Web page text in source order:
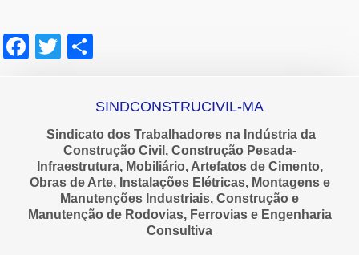
Facebook
Twitter
SINDCONSTRUCIVIL-MA
Sindicato dos Trabalhadores na Indústria da
Construção Civil, Construção Pesada-
Infraestrutura, Mobiliário, Artefatos de Cimento,
Obras de Arte, Instalações Elétricas, Montagens e
Manutenções Industriais, Construção e
Manutenção de Rodovias, Ferrovias e Engenharia
Consultiva